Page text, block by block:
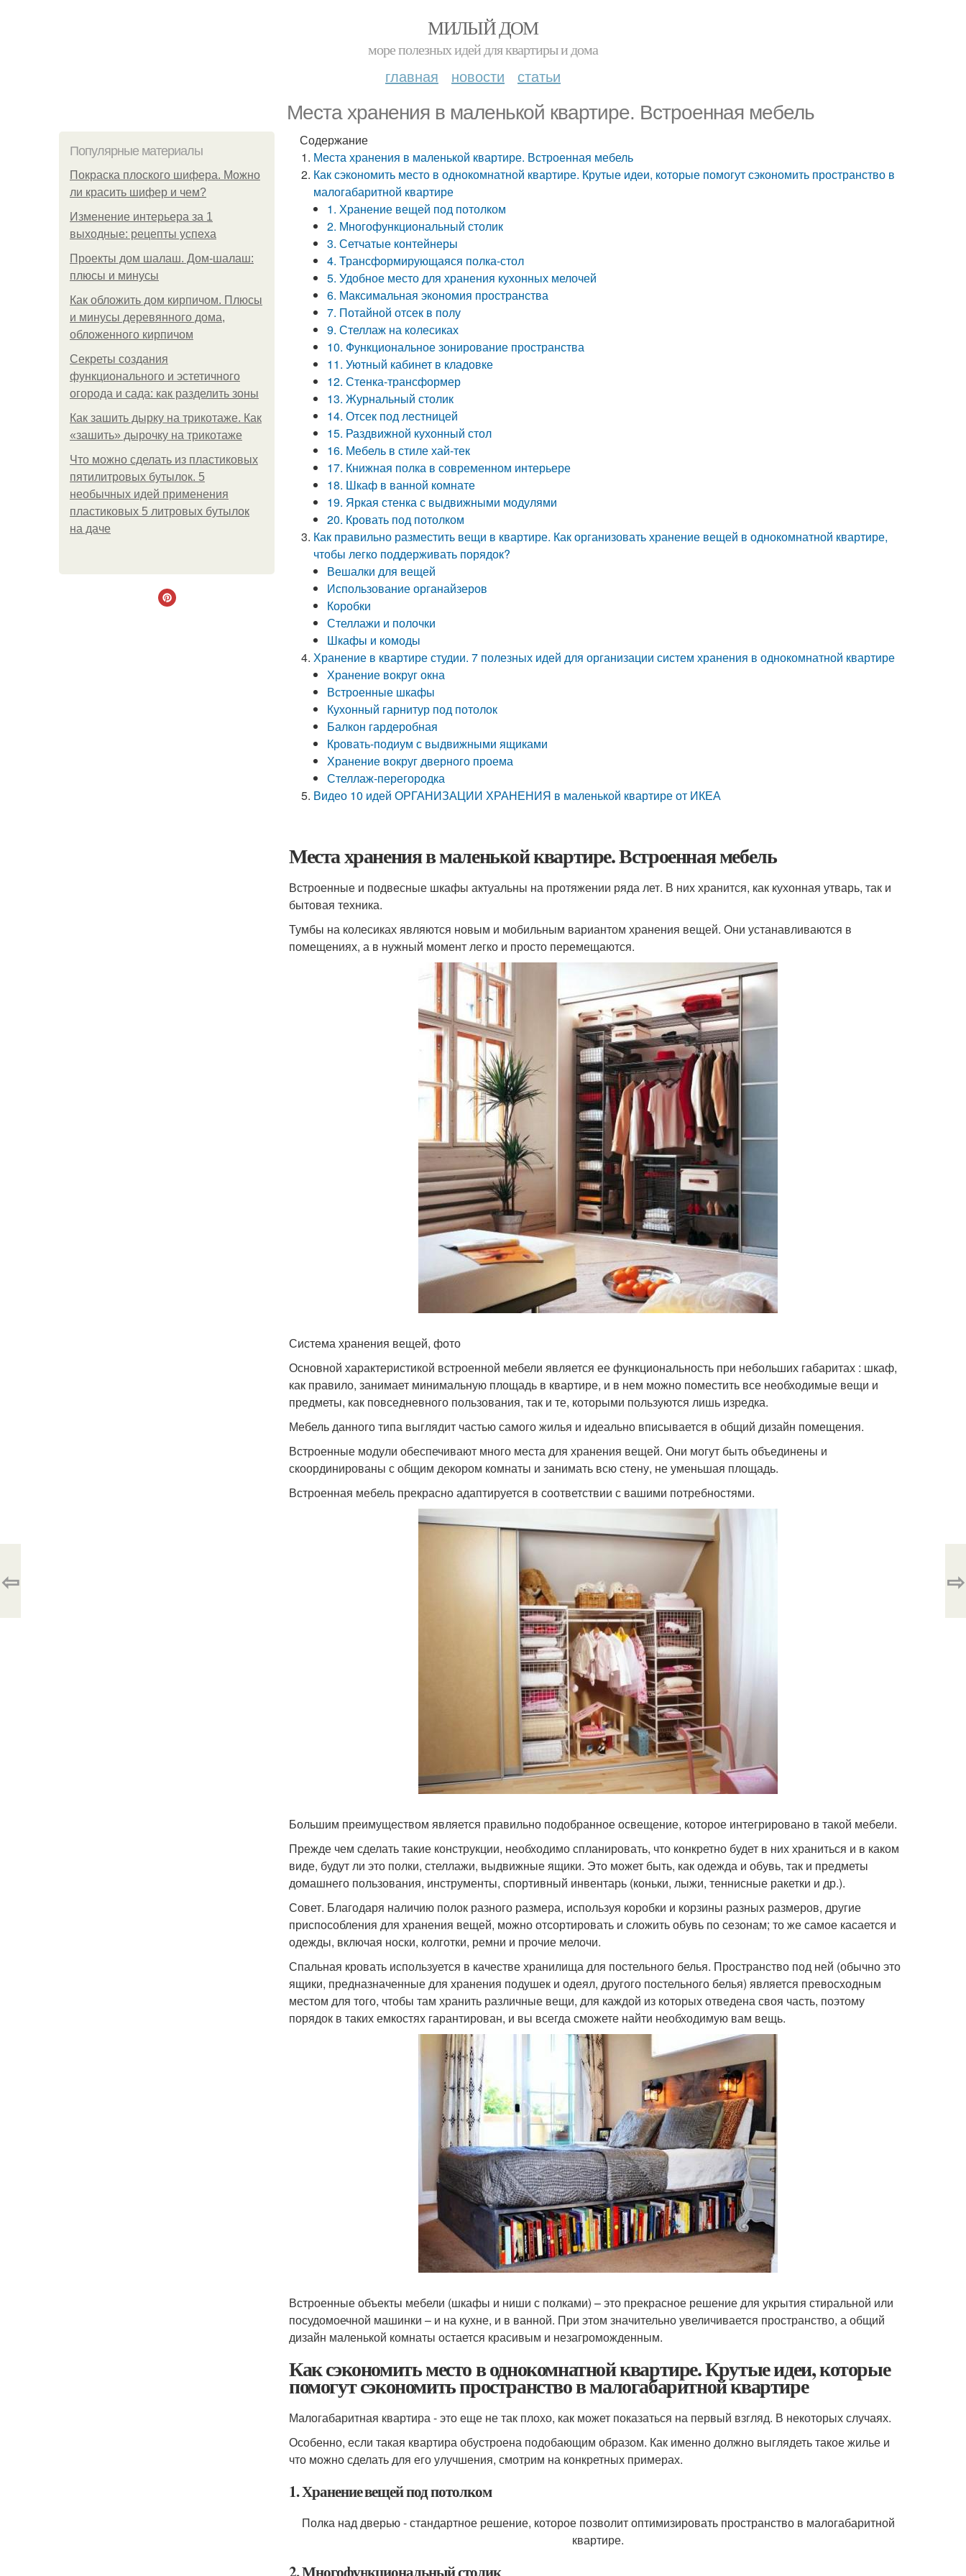
МИЛЫЙ ДОМ
море полезных идей для квартиры и дома
главная новости статьи
Места хранения в маленькой квартире. Встроенная мебель
Популярные материалы
Покраска плоского шифера. Можно
ли красить шифер и чем?
Изменение интерьера за 1
выходные: рецепты успеха
Проекты дом шалаш. Дом-шалаш:
плюсы и минусы
Как обложить дом кирпичом. Плюсы
и минусы деревянного дома,
обложенного кирпичом
Секреты создания
функционального и эстетичного
огорода и сада: как разделить зоны
Как зашить дырку на трикотаже. Как
«зашить» дырочку на трикотаже
Что можно сделать из пластиковых
пятилитровых бутылок. 5
необычных идей применения
пластиковых 5 литровых бутылок
на даче
Содержание
Места хранения в маленькой квартире. Встроенная мебель
Как сэкономить место в однокомнатной квартире. Крутые идеи, которые помогут сэкономить пространство в
малогабаритной квартире
1. Хранение вещей под потолком
2. Многофункциональный столик
3. Сетчатые контейнеры
4. Трансформирующаяся полка-стол
5. Удобное место для хранения кухонных мелочей
6. Максимальная экономия пространства
7. Потайной отсек в полу
9. Стеллаж на колесиках
10. Функциональное зонирование пространства
11. Уютный кабинет в кладовке
12. Стенка-трансформер
13. Журнальный столик
14. Отсек под лестницей
15. Раздвижной кухонный стол
16. Мебель в стиле хай-тек
17. Книжная полка в современном интерьере
18. Шкаф в ванной комнате
19. Яркая стенка с выдвижными модулями
20. Кровать под потолком
Как правильно разместить вещи в квартире. Как организовать хранение вещей в однокомнатной квартире,
чтобы легко поддерживать порядок?
Вешалки для вещей
Использование органайзеров
Коробки
Стеллажи и полочки
Шкафы и комоды
Хранение в квартире студии. 7 полезных идей для организации систем хранения в однокомнатной квартире
Хранение вокруг окна
Встроенные шкафы
Кухонный гарнитур под потолок
Балкон гардеробная
Кровать-подиум с выдвижными ящиками
Хранение вокруг дверного проема
Стеллаж-перегородка
Видео 10 идей ОРГАНИЗАЦИИ ХРАНЕНИЯ в маленькой квартире от ИКЕА
Места хранения в маленькой квартире. Встроенная мебель
Встроенные и подвесные шкафы актуальны на протяжении ряда лет. В них хранится, как кухонная утварь, так и
бытовая техника.
Тумбы на колесиках являются новым и мобильным вариантом хранения вещей. Они устанавливаются в
помещениях, а в нужный момент легко и просто перемещаются.
Система хранения вещей, фото
Основной характеристикой встроенной мебели является ее функциональность при небольших габаритах : шкаф,
как правило, занимает минимальную площадь в квартире, и в нем можно поместить все необходимые вещи и
предметы, как повседневного пользования, так и те, которыми пользуются лишь изредка.
Мебель данного типа выглядит частью самого жилья и идеально вписывается в общий дизайн помещения.
Встроенные модули обеспечивают много места для хранения вещей. Они могут быть объединены и
скоординированы с общим декором комнаты и занимать всю стену, не уменьшая площадь.
Встроенная мебель прекрасно адаптируется в соответствии с вашими потребностями.
Большим преимуществом является правильно подобранное освещение, которое интегрировано в такой мебели.
Прежде чем сделать такие конструкции, необходимо спланировать, что конкретно будет в них храниться и в каком
виде, будут ли это полки, стеллажи, выдвижные ящики. Это может быть, как одежда и обувь, так и предметы
домашнего пользования, инструменты, спортивный инвентарь (коньки, лыжи, теннисные ракетки и др.).
Совет. Благодаря наличию полок разного размера, используя коробки и корзины разных размеров, другие
приспособления для хранения вещей, можно отсортировать и сложить обувь по сезонам; то же самое касается и
одежды, включая носки, колготки, ремни и прочие мелочи.
Спальная кровать используется в качестве хранилища для постельного белья. Пространство под ней (обычно это
ящики, предназначенные для хранения подушек и одеял, другого постельного белья) является превосходным
местом для того, чтобы там хранить различные вещи, для каждой из которых отведена своя часть, поэтому
порядок в таких емкостях гарантирован, и вы всегда сможете найти необходимую вам вещь.
Встроенные объекты мебели (шкафы и ниши с полками) – это прекрасное решение для укрытия стиральной или
посудомоечной машинки – и на кухне, и в ванной. При этом значительно увеличивается пространство, а общий
дизайн маленькой комнаты остается красивым и незагроможденным.
Как сэкономить место в однокомнатной квартире. Крутые идеи, которые
помогут сэкономить пространство в малогабаритной квартире
Малогабаритная квартира - это еще не так плохо, как может показаться на первый взгляд. В некоторых случаях.
Особенно, если такая квартира обустроена подобающим образом. Как именно должно выглядеть такое жилье и
что можно сделать для его улучшения, смотрим на конкретных примерах.
1. Хранение вещей под потолком
Полка над дверью - стандартное решение, которое позволит оптимизировать пространство в малогабаритной
квартире.
2. Многофункциональный столик
⇦ ⇨